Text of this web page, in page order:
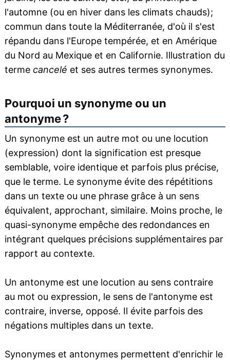
l'automne (ou en hiver dans les climats chauds);
commun dans toute la Méditerranée, d'où il s'est
répandu dans l'Europe tempérée, et en Amérique
du Nord au Mexique et en Californie. Illustration du
terme cancelé et ses autres termes synonymes.
Pourquoi un synonyme ou un
antonyme ?
Un synonyme est un autre mot ou une locution
(expression) dont la signification est presque
semblable, voire identique et parfois plus précise,
que le terme. Le synonyme évite des répétitions
dans un texte ou une phrase grâce à un sens
équivalent, approchant, similaire. Moins proche, le
quasi-synonyme empêche des redondances en
intégrant quelques précisions supplémentaires par
rapport au contexte.
Un antonyme est une locution au sens contraire
au mot ou expression, le sens de l'antonyme est
contraire, inverse, opposé. Il évite parfois des
négations multiples dans un texte.
Synonymes et antonymes permettent d'enrichir le